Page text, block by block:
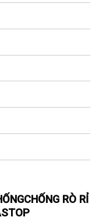
CHỐNG RÒ RỈ